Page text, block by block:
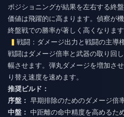
ポジショニングが結果を左右する終
価値は飛躍的に高まります。偵察が
終盤戦での勝率が著しく高くなります
戦闘：ダメージ出力と戦闘の主導
戦闘はダメージ倍率と武器の取り回
幅させます。弾丸ダメージを増加さ
り替え速度を速めます。
推奨ビルド：
序盤： 早期排除のためのダメージ倍
中盤： 中距離の命中精度を高めるた